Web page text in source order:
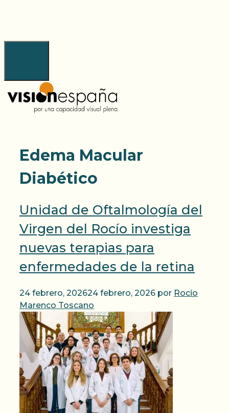
Edema Macular
Diabético
Unidad de Oftalmología del
Virgen del Rocío investiga
nuevas terapias para
enfermedades de la retina
24 febrero, 202624 febrero, 2026 por Rocio
Marenco Toscano